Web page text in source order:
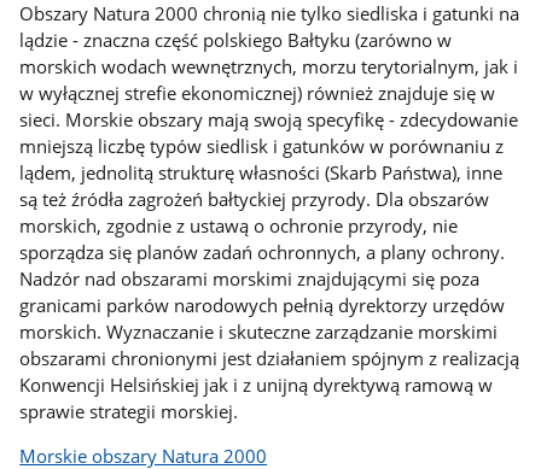
Obszary Natura 2000 chronią nie tylko siedliska i gatunki na
lądzie - znaczna część polskiego Bałtyku (zarówno w
morskich wodach wewnętrznych, morzu terytorialnym, jak i
w wyłącznej strefie ekonomicznej) również znajduje się w
sieci. Morskie obszary mają swoją specyfikę - zdecydowanie
mniejszą liczbę typów siedlisk i gatunków w porównaniu z
lądem, jednolitą strukturę własności (Skarb Państwa), inne
są też źródła zagrożeń bałtyckiej przyrody. Dla obszarów
morskich, zgodnie z ustawą o ochronie przyrody, nie
sporządza się planów zadań ochronnych, a plany ochrony.
Nadzór nad obszarami morskimi znajdującymi się poza
granicami parków narodowych pełnią dyrektorzy urzędów
morskich. Wyznaczanie i skuteczne zarządzanie morskimi
obszarami chronionymi jest działaniem spójnym z realizacją
Konwencji Helsińskiej jak i z unijną dyrektywą ramową w
sprawie strategii morskiej.
Morskie obszary Natura 2000